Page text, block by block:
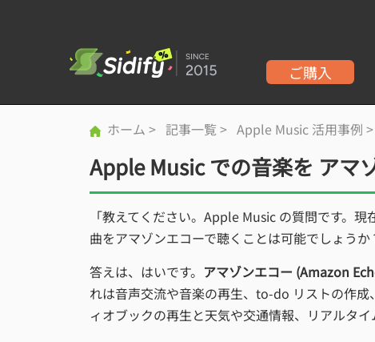
ご購入
ホーム > 記事一覧> Apple Music 活用事例
Apple Music での音楽を アマ
「教えてください。Apple Music の質問です。
曲をアマゾンエコーで聴くことは可能でしょうか
答えは、はいです。 アマゾンエコー (Amazon
れは音声交流や音楽の再生、to-do リストの作
ィオブックの再生と天気や交通情報、リアルタイ